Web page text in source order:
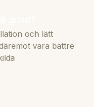
och lätt
vara bättre